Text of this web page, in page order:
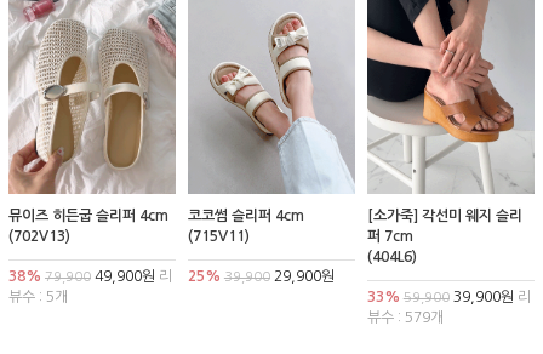
뮤이즈 히든굽 슬리퍼 4cm
(702V13)
38% 79,900 49,900원 리
뷰수 : 5개
코코썸 슬리퍼 4cm
(715V11)
25% 39,90029,900원
[소가죽] 각선미 웨지 슬리
퍼 7cm
(404L6)
33% 59,90039,900원 리
뷰수 : 579개